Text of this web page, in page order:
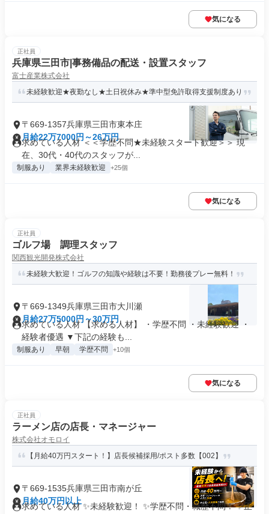
気になる
正社員
兵庫県三田市|事務備品の配送・設置スタッフ
富士産業株式会社
未経験歓迎★夜勤なし★土日祝休み★準中型免許取得支援制度あり
〒669-1357兵庫県三田市東本庄
月給22万7000円～26万円
求めている人材 ＜＜学歴不問★未経験スタート歓迎＞＞ 現
在、30代・40代のスタッフが...
制服あり 業界未経験歓迎 +25個
気になる
正社員
ゴルフ場 調理スタッフ
関西観光開発株式会社
未経験大歓迎！ゴルフの知識や経験は不要！勤務後プレー無料！
〒669-1349兵庫県三田市大川瀬
月給27万5000円～30万円
求めている人材 【求める人材】 ・学歴不問 ・未経験歓迎 ・
経験者優遇 ▼下記の経験も...
制服あり 早朝 学歴不問 +10個
気になる
正社員
ラーメン店の店長・マネージャー
株式会社オモロイ
【月給40万円スタート！】店長候補採用/ポスト多数【002】
〒669-1535兵庫県三田市南が丘
月給40万円以上
求めている人材 ✨未経験歓迎！ ✨学歴不問・職歴不問！ ✨正